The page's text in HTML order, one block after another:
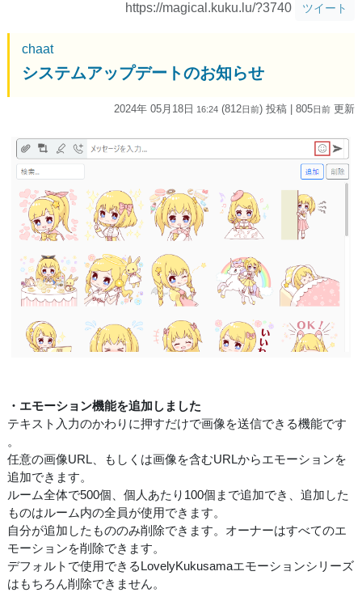
https://magical.kuku.lu/?3740 ツイート
chaat
システムアップデートのお知らせ
2024年 05月18日 16:24 (812日前) 投稿 | 805日前 更新
・エモーション機能を追加しました
テキスト入力のかわりに押すだけで画像を送信できる機能です
。
任意の画像URL、もしくは画像を含むURLからエモーションを
追加できます。
ルーム全体で500個、個人あたり100個まで追加でき、追加した
ものはルーム内の全員が使用できます。
自分が追加したもののみ削除できます。オーナーはすべてのエ
モーションを削除できます。
デフォルトで使用できるLovelyKukusamaエモーションシリーズ
はもちろん削除できません。